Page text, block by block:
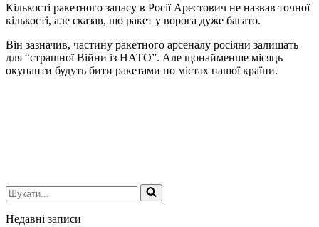
Кількості ракетного запасу в Росії Арестович не назвав точної
кількості, але сказав, що ракет у ворога дуже багато.
Він зазначив, частину ракетного арсеналу росіяни залишать
для “страшної Bійни із НАТО”. Але щонайменше місяць
окупанти будуть бити ракетами по містах нашої країни.
Шукати...
Недавні записи